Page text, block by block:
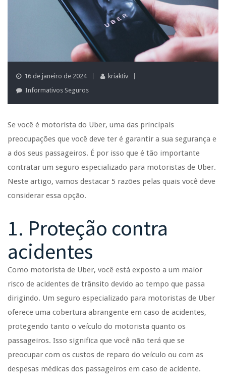
16 de janeiro de 2024
kriaktiv
Informativos Seguros
Se você é motorista do Uber, uma das principais
preocupações que você deve ter é garantir a sua segurança e
a dos seus passageiros. É por isso que é tão importante
contratar um seguro especializado para motoristas de Uber.
Neste artigo, vamos destacar 5 razões pelas quais você deve
considerar essa opção.
1. Proteção contra
acidentes
Como motorista de Uber, você está exposto a um maior
risco de acidentes de trânsito devido ao tempo que passa
dirigindo. Um seguro especializado para motoristas de Uber
oferece uma cobertura abrangente em caso de acidentes,
protegendo tanto o veículo do motorista quanto os
passageiros. Isso significa que você não terá que se
preocupar com os custos de reparo do veículo ou com as
despesas médicas dos passageiros em caso de acidente.